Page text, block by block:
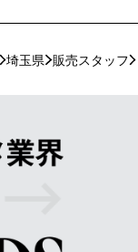
埼玉県 販売スタッフ